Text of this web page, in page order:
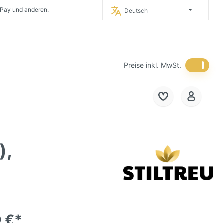
und anderen.
Deutschlands.
Deutschland.
Deutsch
Preise inkl. MwSt.
€*